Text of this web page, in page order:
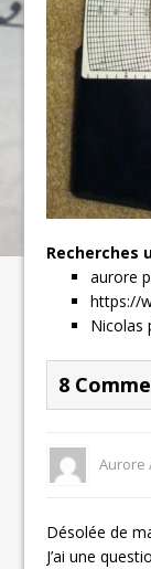
Recherches
aurore
https://
Nicolas
8
Aurore
Désolée de
J’ai une